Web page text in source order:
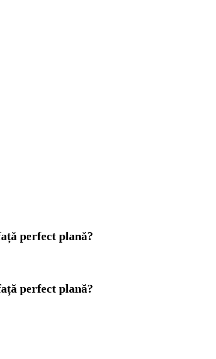
perfect plană?
perfect plană?